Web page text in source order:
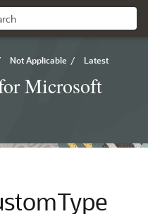
Not Applicable / Latest
Microsoft